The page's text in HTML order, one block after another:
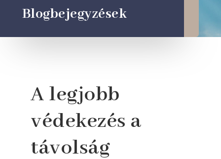
Blogbejegyzések
A legjobb
védekezés a
távolság